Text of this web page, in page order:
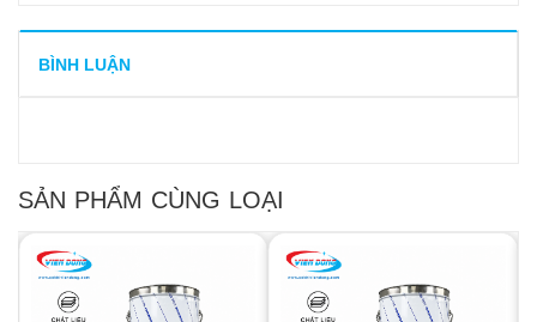
BÌNH LUẬN
SẢN PHẨM CÙNG LOẠI